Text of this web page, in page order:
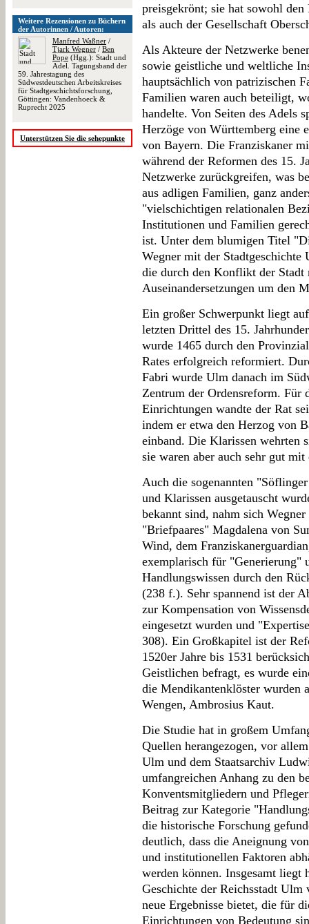
Weitere Rezensionen zu Büchern
der Autorinnen / Autoren:
Manfred Waßner /
Tjark Wegner / Ben
Pope (Hgg.): Stadt und
Adel. Tagungsband der
59. Jahrestagung des
Südwestdeutschen Arbeitskreises
für Stadtgeschichtsforschung,
Göttingen: Vandenhoeck &
Ruprecht 2025
Unterstützen Sie die sehepunkte
preisgekrönt; sie hat sowohl
als auch der Gesellschaft
Als Akteure der Netzwerke
sowie geistliche und weltliche
hauptsächlich von patrizischen
Familien waren auch beteiligt,
handelte. Von Seiten des Adels
Herzöge von Württemberg eine
von Bayern. Die Franziskaner
während der Reformen des 15.
Netzwerke zurückgreifen, was
aus adligen Familien, ganz
"vielschichtigen relationalen
Institutionen und Familien
ist. Unter dem blumigen Titel
Wegner mit der Stadtgeschichte
die durch den Konflikt der
Auseinandersetzungen um den
Ein großer Schwerpunkt liegt
letzten Drittel des 15.
wurde 1465 durch den
Rates erfolgreich reformiert.
Fabri wurde Ulm danach im
Zentrum der Ordensreform. Für
Einrichtungen wandte der Rat
indem er etwa den Herzog von
einband. Die Klarissen wehrten
sie waren aber auch sehr gut
Auch die sogenannten
und Klarissen ausgetauscht
bekannt sind, nahm sich
"Briefpaares" Magdalena von
Wind, dem
exemplarisch für "Generierung"
Handlungswissen durch den
(238 f.). Sehr spannend ist der
zur Kompensation von
eingesetzt wurden und
308). Ein Großkapitel ist der
1520er Jahre bis 1531
Geistlichen befragt, es wurde
die Mendikantenklöster wurden
Wengen, Ambrosius Kaut.
Die Studie hat in großem
Quellen herangezogen, vor
Ulm und dem Staatsarchiv
umfangreichen Anhang zu den
Konventsmitgliedern und
Beitrag zur Kategorie
die historische Forschung
deutlich, dass die Aneignung
und institutionellen Faktoren
werden können. Insgesamt
Geschichte der Reichsstadt Ulm
neue Ergebnisse bietet, die für
Einrichtungen von Bedeutung